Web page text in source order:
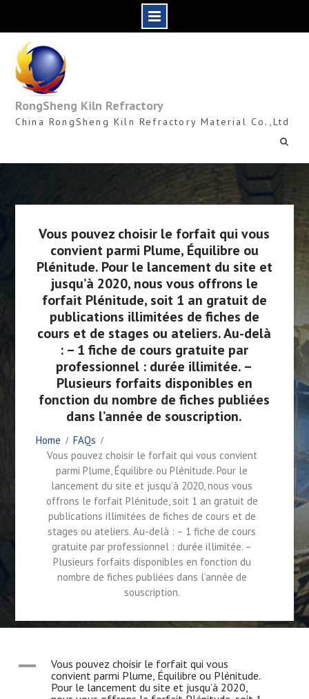
content
RongSheng Kiln Refractory
China RongSheng Kiln Refractory Material Co.,Ltd
Vous pouvez choisir le forfait qui vous
convient parmi Plume, Équilibre ou
Plénitude. Pour le lancement du site et
jusqu’à 2020, nous vous offrons le
forfait Plénitude, soit 1 an gratuit de
publications illimitées de fiches de
cours et de stages ou ateliers. Au-delà
: – 1 fiche de cours gratuite par
professionnel : durée illimitée. –
Plusieurs forfaits disponibles en
fonction du nombre de fiches publiées
dans l’année de souscription.
Home
FAQs
Vous pouvez choisir le forfait qui vous convient
parmi Plume, Équilibre ou Plénitude. Pour le
lancement du site et jusqu’à 2020, nous vous
offrons le forfait Plénitude, soit 1 an gratuit de
publications illimitées de fiches de cours et de
stages ou ateliers. Au-delà : – 1 fiche de cours
gratuite par professionnel : durée illimitée. –
Plusieurs forfaits disponibles en fonction du
nombre de fiches publiées dans l’année de
souscription.
A
Vous pouvez choisir le forfait qui vous
convient parmi Plume, Équilibre ou Plénitude.
Pour le lancement du site et jusqu’à 2020,